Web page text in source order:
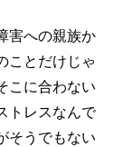
害への親族か
ことだけじゃ
こに合わない
トレスなんで
そうでもない